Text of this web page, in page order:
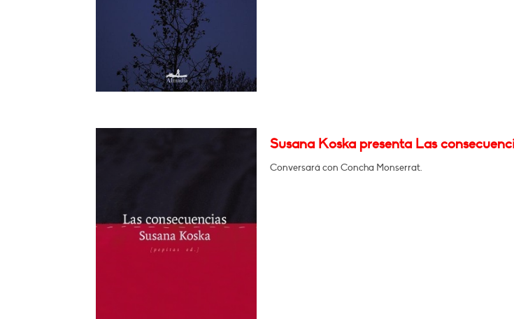
Susana Koska presenta Las
Conversará con Concha Monserrat.